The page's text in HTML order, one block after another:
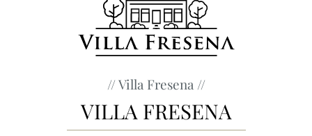
// Villa Fresena //
VILLA FRESENA